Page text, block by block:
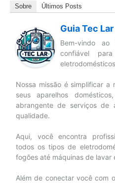
Sobre Últimos Posts
Guia Tec Lar
Bem-vindo
confiável
Nossa missão é simplificar a
seus aparelhos
abrangente de serviços de
qualidade.
Aqui, você encontra
todos os tipos de
fogões até máquinas de lavar
Além de conectar você com